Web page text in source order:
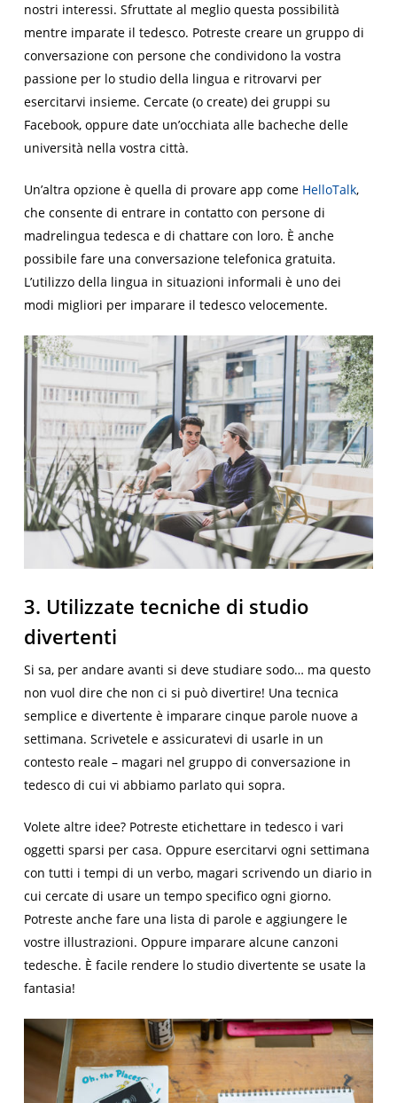
nostri interessi. Sfruttate al meglio questa possibilità
mentre imparate il tedesco. Potreste creare un gruppo di
conversazione con persone che condividono la vostra
passione per lo studio della lingua e ritrovarvi per
esercitarvi insieme. Cercate (o create) dei gruppi su
Facebook, oppure date un’occhiata alle bacheche delle
università nella vostra città.
Un’altra opzione è quella di provare app come HelloTalk,
che consente di entrare in contatto con persone di
madrelingua tedesca e di chattare con loro. È anche
possibile fare una conversazione telefonica gratuita.
L’utilizzo della lingua in situazioni informali è uno dei
modi migliori per imparare il tedesco velocemente.
3. Utilizzate tecniche di studio
divertenti
Si sa, per andare avanti si deve studiare sodo… ma questo
non vuol dire che non ci si può divertire! Una tecnica
semplice e divertente è imparare cinque parole nuove a
settimana. Scrivetele e assicuratevi di usarle in un
contesto reale – magari nel gruppo di conversazione in
tedesco di cui vi abbiamo parlato qui sopra.
Volete altre idee? Potreste etichettare in tedesco i vari
oggetti sparsi per casa. Oppure esercitarvi ogni settimana
con tutti i tempi di un verbo, magari scrivendo un diario in
cui cercate di usare un tempo specifico ogni giorno.
Potreste anche fare una lista di parole e aggiungere le
vostre illustrazioni. Oppure imparare alcune canzoni
tedesche. È facile rendere lo studio divertente se usate la
fantasia!